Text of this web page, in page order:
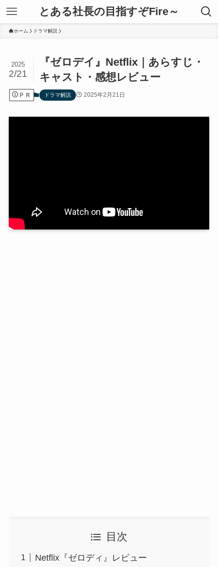
とある社長の目指すぞFire～
ホーム ドラマ解説
『ゼロデイ』Netflix｜あらすじ・
キャスト・感想レビュー
2025
2/21
ＰＲ ドラマ解説 2025年2月21日
目次
Netflix『ゼロディ』レビュー